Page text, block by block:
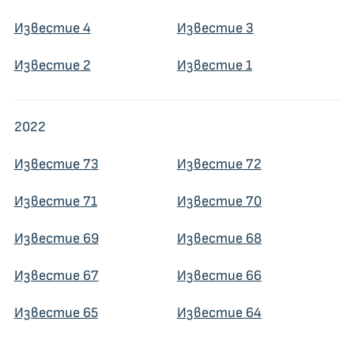
Известие 4 Известие 3
Известие 2 Известие 1
2022
Известие 73 Известие 72
Известие 71 Известие 70
Известие 69 Известие 68
Известие 67 Известие 66
Известие 65 Известие 64